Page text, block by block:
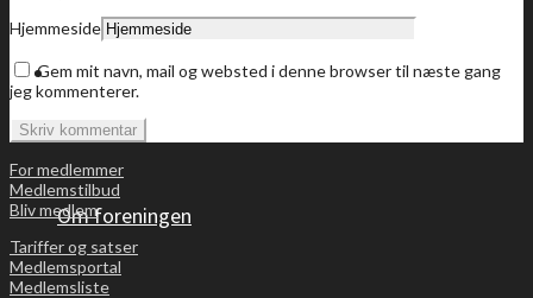
Bliv medlem
Om foreningen
Hjemmeside
Gem mit navn, mail og websted i denne browser til næste gang
jeg kommenterer.
For medlemmer
Medlemstilbud
Bliv medlem
Tariffer og satser
Medlemsportal
Medlemsliste